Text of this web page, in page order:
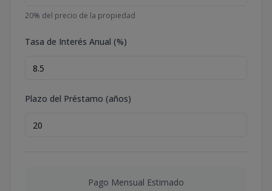
20% del precio de la propiedad
Tasa de Interés Anual (%)
Plazo del Préstamo (años)
Pago Mensual Estimado